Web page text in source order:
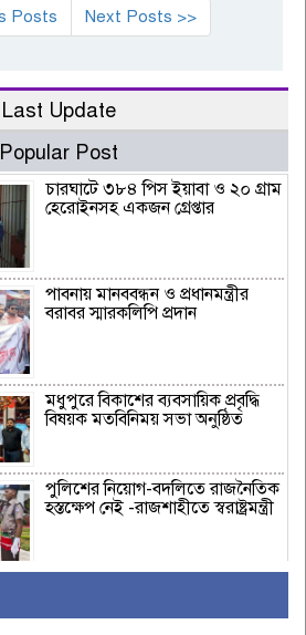
Posts Next Posts >>
Last Update
Popular Post
চারঘাটে ৩৮৪ পিস ইয়াবা ও ২০ গ্রাম
হেরোইনসহ একজন গ্রেপ্তার
পাবনায় মানববন্ধন ও প্রধানমন্ত্রীর
বরাবর স্মারকলিপি প্রদান
মধুপুরে বিকাশের ব্যবসায়িক প্রবৃদ্ধি
বিষয়ক মতবিনিময় সভা অনুষ্ঠিত
পুলিশের নিয়োগ-বদলিতে রাজনৈতিক
হস্তক্ষেপ নেই -রাজশাহীতে স্বরাষ্ট্রমন্ত্রী
বছর পূর্তি উদযাপন